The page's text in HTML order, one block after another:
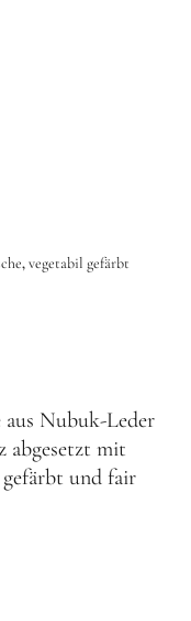
,vegetabil gefärbt
aus Nubuk-Leder
abgesetzt mit
und fair